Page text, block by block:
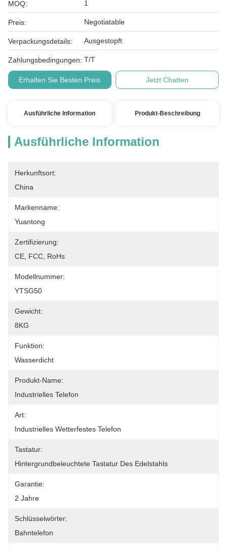
MOQ: 1
Preis: Negotiatable
Verpackungsdetails: Ausgestopft
Zahlungsbedingungen: T/T
Erhalten Sie Besten Preis Jetzt Chatten
Ausführliche Information Produkt-Beschreibung
Ausführliche Information
Herkunftsort:
China
Markenname:
Yuantong
Zertifizierung:
CE, FCC, RoHs
Modellnummer:
YTSG50
Gewicht:
8KG
Funktion:
Wasserdicht
Produkt-Name:
Industrielles Telefon
Art:
Industrielles Wetterfestes Telefon
Tastatur:
Hintergrundbeleuchtete Tastatur Des Edelstahls
Garantie:
2 Jahre
Schlüsselwörter:
Bahntelefon